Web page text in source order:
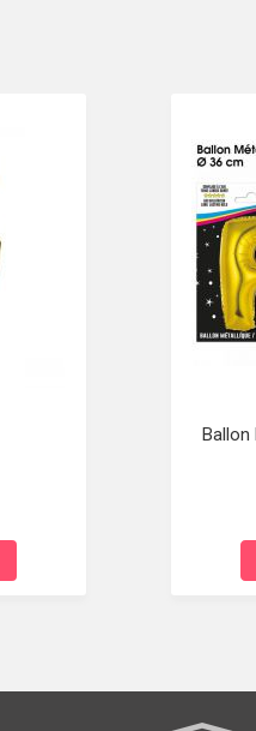
Ballon